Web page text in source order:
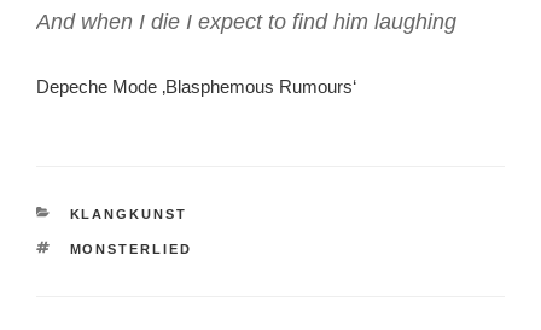
And when I die I expect to find him laughing
Depeche Mode ‚Blasphemous Rumours‘
KATEGORIEN
KLANGKUNST
SCHLAGWÖRTER
MONSTERLIED